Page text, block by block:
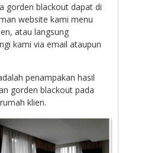
gorden blackout dapat di
website kami menu
atau langsung
kami via email ataupun
penampakan hasil
gorden blackout pada
klien.